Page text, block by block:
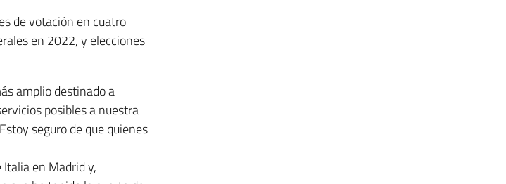
de votación en cuatro
en 2022, y elecciones
amplio destinado a
posibles a nuestra
seguro de que quienes
en Madrid y,